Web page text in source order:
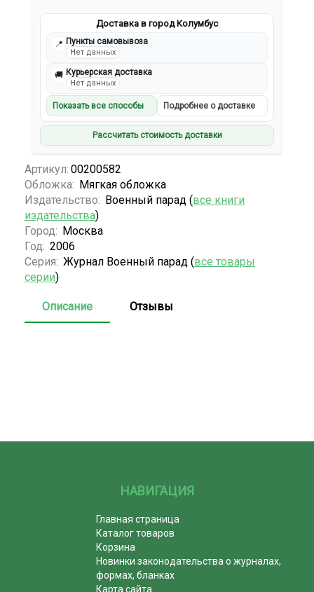
Доставка в город Колумбус
📍 Пункты самовывоза
Нет данных
🚚 Курьерская доставка
Нет данных
Показать все способы Подробнее о доставке
Рассчитать стоимость доставки
Артикул: 00200582
Обложка: Мягкая обложка
Издательство: Военный парад (все книги
издательства)
Город: Москва
Год: 2006
Серия: Журнал Военный парад (все товары
серии)
Описание Отзывы
НАВИГАЦИЯ
Главная страница
Каталог товаров
Корзина
Новинки законодательства о журналах,
формах, бланках
Карта сайта